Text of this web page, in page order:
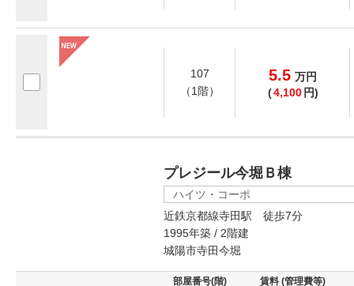
107
（1階）
5.5 万円
(4,100 円)
プレジール今堀Ｂ棟
ハイツ・コーポ
近鉄京都線寺田駅 徒歩7分
1995年築 / 2階建
城陽市寺田今堀
部屋番号(階) 賃料 (管理費等)